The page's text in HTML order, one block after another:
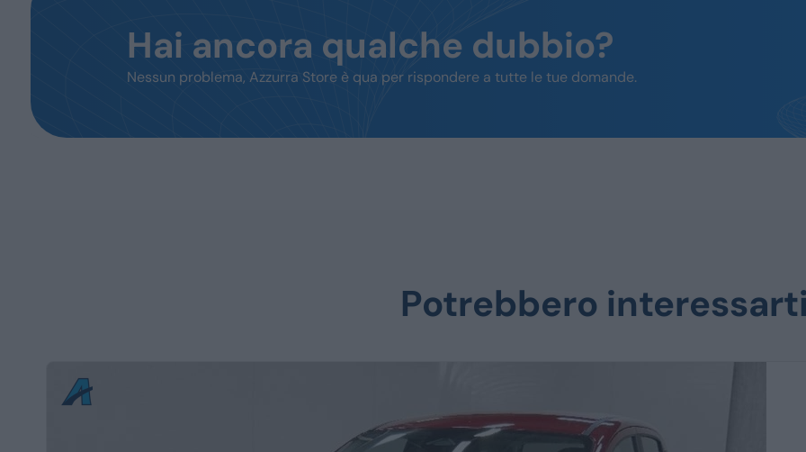
Hai ancora qualche dubbio?
Nessun problema, Azzurra Store è qua per rispondere a tutte le tue domande.
Potrebbero